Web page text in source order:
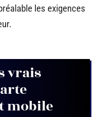
les exigences
vrais
mobile